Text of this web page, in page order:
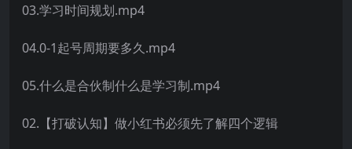
03.学习时间规划.mp4
04.0-1起号周期要多久.mp4
05.什么是合伙制什么是学习制.mp4
02.【打破认知】做小红书必须先了解四个逻辑